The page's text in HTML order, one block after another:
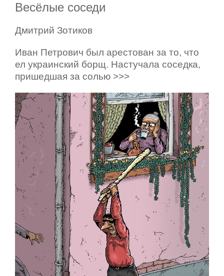
Весёлые соседи
Дмитрий Зотиков
Иван Петрович был арестован за то, что
ел украинский борщ. Настучала соседка,
пришедшая за солью >>>